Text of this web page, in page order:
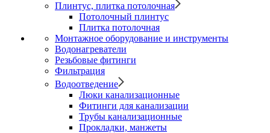
Плинтус, плитка потолочная
Потолочный плинтус
Плитка потолочная
Монтажное оборудование и инструменты
Водонагреватели
Резьбовые фитинги
Фильтрация
Водоотведение
Люки канализационные
Фитинги для канализации
Трубы канализационные
Прокладки, манжеты